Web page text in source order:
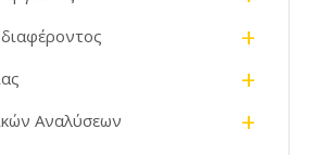
+
+
Αναλύσεων +